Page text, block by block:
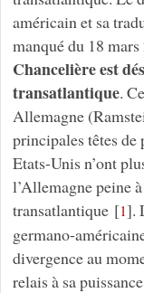
américain et sa
manqué du 18
Chancelière est
transatlantique.
Allemagne
principales têtes
Etats-Unis n’ont
l’Allemagne peine
transatlantique[1].
germano-
divergence au
relais à sa puissance